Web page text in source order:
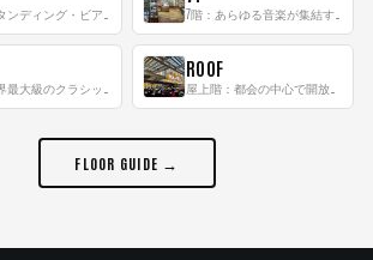
ROOF
FLOOR GUIDE →